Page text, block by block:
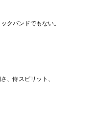
クバンドでもない。
、侍スピリット、